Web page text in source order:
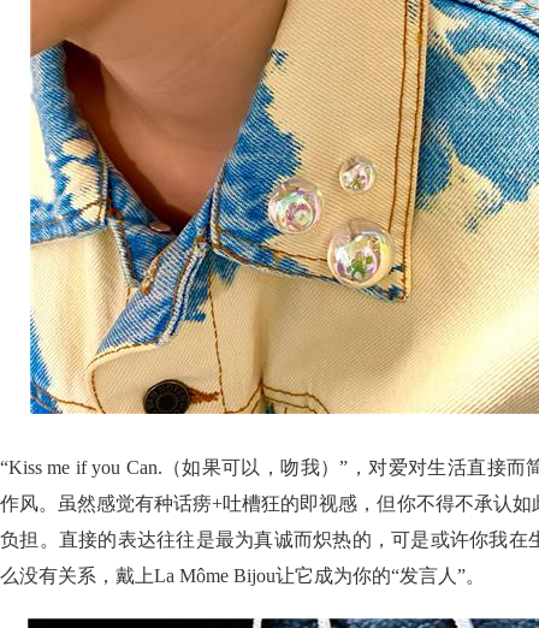
“Kiss me if you Can.（如果可以，吻我）”，对爱对生活直接
作风。虽然感觉有种话痨+吐槽狂的即视感，但你不得不承认
负担。直接的表达往往是最为真诚而炽热的，可是或许你我在
么没有关系，戴上La Môme Bijou让它成为你的“发言人”。